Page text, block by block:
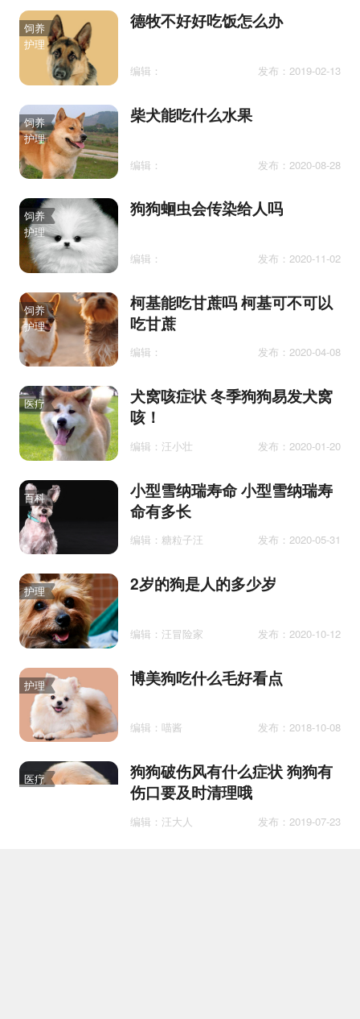
饲养
护理
德牧不好好吃饭怎么办
编辑： 发布：2019-02-13
饲养
护理
柴犬能吃什么水果
编辑： 发布：2020-08-28
饲养
护理
狗狗蛔虫会传染给人吗
编辑： 发布：2020-11-02
饲养
护理
柯基能吃甘蔗吗 柯基可不可以
吃甘蔗
编辑： 发布：2020-04-08
医疗
犬窝咳症状 冬季狗狗易发犬窝
咳！
编辑：汪小壮 发布：2020-01-20
百科
小型雪纳瑞寿命 小型雪纳瑞寿
命有多长
编辑：糖粒子汪 发布：2020-05-31
护理 2岁的狗是人的多少岁
编辑：汪冒险家 发布：2020-10-12
护理 博美狗吃什么毛好看点
编辑：喵酱 发布：2018-10-08
医疗
狗狗破伤风有什么症状 狗狗有
伤口要及时清理哦
编辑：汪大人 发布：2019-07-23